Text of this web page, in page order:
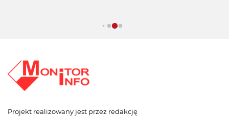
Projekt realizowany jest przez redakcję